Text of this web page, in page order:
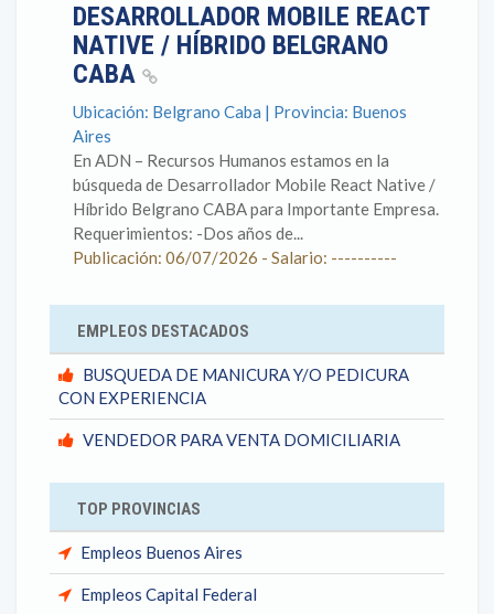
DESARROLLADOR MOBILE REACT
NATIVE / HÍBRIDO BELGRANO
CABA
Ubicación: Belgrano Caba | Provincia: Buenos
Aires
En ADN – Recursos Humanos estamos en la
búsqueda de Desarrollador Mobile React Native /
Híbrido Belgrano CABA para Importante Empresa.
Requerimientos: -Dos años de...
Publicación: 06/07/2026 - Salario: ----------
EMPLEOS DESTACADOS
BUSQUEDA DE MANICURA Y/O PEDICURA
CON EXPERIENCIA
VENDEDOR PARA VENTA DOMICILIARIA
TOP PROVINCIAS
Empleos Buenos Aires
Empleos Capital Federal